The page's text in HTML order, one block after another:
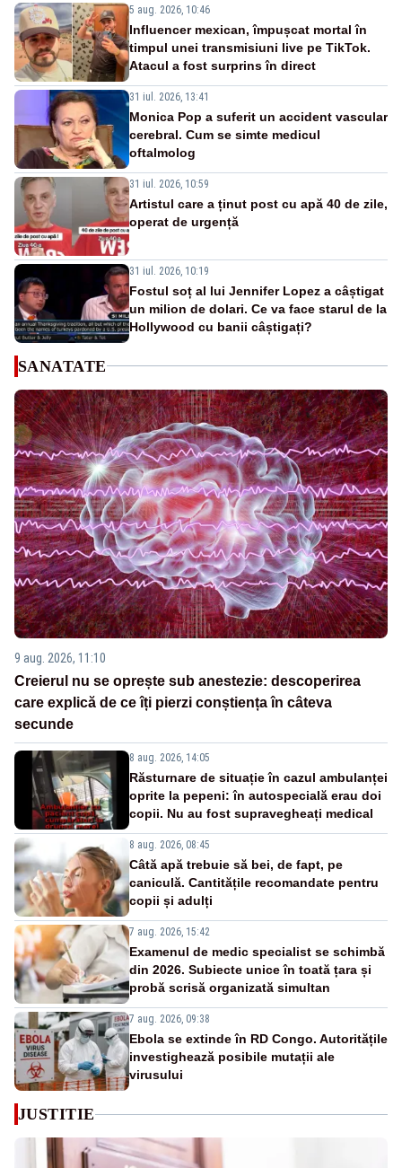
5 aug. 2026, 10:46
Influencer mexican, împușcat mortal în
timpul unei transmisiuni live pe TikTok.
Atacul a fost surprins în direct
31 iul. 2026, 13:41
Monica Pop a suferit un accident vascular
cerebral. Cum se simte medicul
oftalmolog
31 iul. 2026, 10:59
Artistul care a ținut post cu apă 40 de zile,
operat de urgență
31 iul. 2026, 10:19
Fostul soț al lui Jennifer Lopez a câștigat
un milion de dolari. Ce va face starul de la
Hollywood cu banii câștigați?
SANATATE
9 aug. 2026, 11:10
Creierul nu se oprește sub anestezie: descoperirea
care explică de ce îți pierzi conștiența în câteva
secunde
8 aug. 2026, 14:05
Răsturnare de situație în cazul ambulanței
oprite la pepeni: în autospecială erau doi
copii. Nu au fost supravegheați medical
8 aug. 2026, 08:45
Câtă apă trebuie să bei, de fapt, pe
caniculă. Cantitățile recomandate pentru
copii și adulți
7 aug. 2026, 15:42
Examenul de medic specialist se schimbă
din 2026. Subiecte unice în toată țara și
probă scrisă organizată simultan
7 aug. 2026, 09:38
Ebola se extinde în RD Congo. Autoritățile
investighează posibile mutații ale
virusului
JUSTITIE